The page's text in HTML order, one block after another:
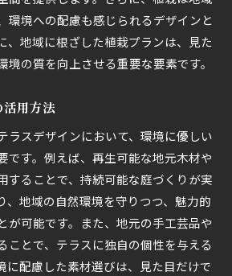
環境への配慮も感じられるデザインと
、地域に根ざした植栽プランは、見た
境の質を向上させる重要な要素です。
用方法
ラスデザインにおいて、環境に優しい
です。例えば、再生可能な地元木材や
することで、持続可能な庭づくりが実
、地域の自然環境を守りつつ、魅力的
が可能です。また、地元の手工芸品や
ことで、テラスに独自の個性を与える
に配慮した素材選びは、見た目だけで